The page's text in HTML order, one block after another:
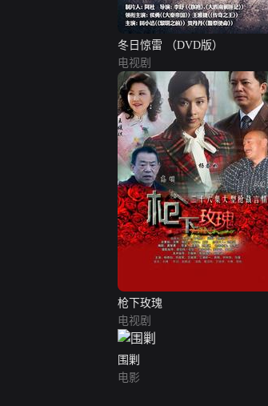
冬日惊雷 （DVD版）
电视剧
枪下玫瑰
电视剧
围剿
电影